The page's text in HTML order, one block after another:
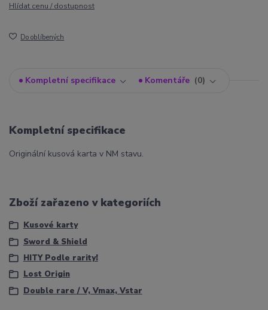
Hlídat cenu / dostupnost
Do oblíbených
Kompletní specifikace Komentáře 0
Kompletní specifikace
Originální kusová karta v NM stavu.
Zboží zařazeno v kategoriích
Kusové karty
Sword & Shield
HITY Podle rarity!
Lost Origin
Double rare / V, Vmax, Vstar